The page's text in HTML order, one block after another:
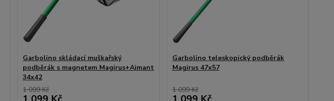
Garbolino skládací muškařský
podběrák s magnetem Magirus+Aimant
34x42
1 099 Kč
Garbolino teleskopický podběrák
Magirus 47x57
1 099 Kč